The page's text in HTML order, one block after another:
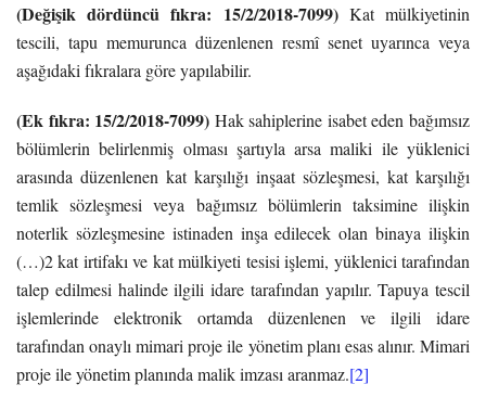
(Değişik dördüncü fıkra: 15/2/2018-7099) Kat mülkiyetinin
tescili, tapu memurunca düzenlenen resmî senet uyarınca veya
aşağıdaki fıkralara göre yapılabilir.
(Ek fıkra: 15/2/2018-7099) Hak sahiplerine isabet eden bağımsız
bölümlerin belirlenmiş olması şartıyla arsa maliki ile yüklenici
arasında düzenlenen kat karşılığı inşaat sözleşmesi, kat karşılığı
temlik sözleşmesi veya bağımsız bölümlerin taksimine ilişkin
noterlik sözleşmesine istinaden inşa edilecek olan binaya ilişkin
(…)2 kat irtifakı ve kat mülkiyeti tesisi işlemi, yüklenici tarafından
talep edilmesi halinde ilgili idare tarafından yapılır. Tapuya tescil
işlemlerinde elektronik ortamda düzenlenen ve ilgili idare
tarafından onaylı mimari proje ile yönetim planı esas alınır. Mimari
proje ile yönetim planında malik imzası aranmaz.[2]